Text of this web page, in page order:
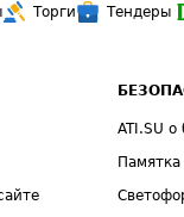
Торги Тендеры
ATI.SU о